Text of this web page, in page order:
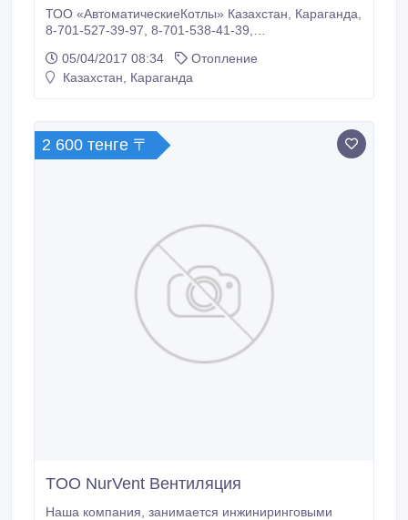
ТОО «АвтоматическиеКотлы» Казахстан, Караганда,
8-701-527-39-97, 8-701-538-41-39,
горения! Доставка по всему Казахстану и Росcии! -
Уникальный процесс длительного верхнего горения
05/04/2017 08:34
Отопление
Казахстан, Караганда
2 600 тенге 〒
TOO NurVent Вентиляция
Наша компания, занимается инжиниринговыми